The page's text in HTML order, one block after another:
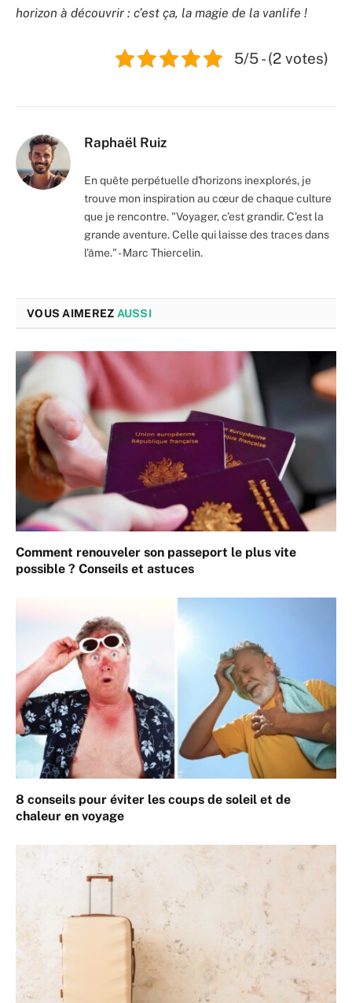
horizon à découvrir : c’est ça, la magie de la vanlife !
5/5 - (2 votes)
Raphaël Ruiz
En quête perpétuelle d'horizons inexplorés, je
trouve mon inspiration au cœur de chaque culture
que je rencontre. "Voyager, c’est grandir. C'est la
grande aventure. Celle qui laisse des traces dans
l'âme." - Marc Thiercelin.
VOUS AIMEREZ AUSSI
Comment renouveler son passeport le plus vite
possible ? Conseils et astuces
8 conseils pour éviter les coups de soleil et de
chaleur en voyage